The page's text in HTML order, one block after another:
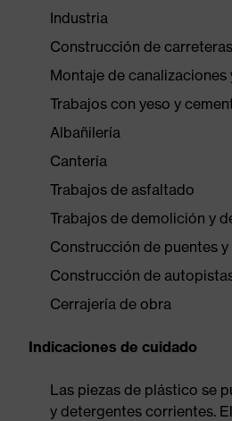
Industria
Construcción de carreteras
Montaje de
Trabajos con yeso y
Albañilería
Cantería
Trabajos de asfaltado
Trabajos de demolición y
Construcción de puentes y
Construcción de
Cerrajería de obra
Indicaciones de cuidado
Las piezas de plástico se
y detergentes corrientes.